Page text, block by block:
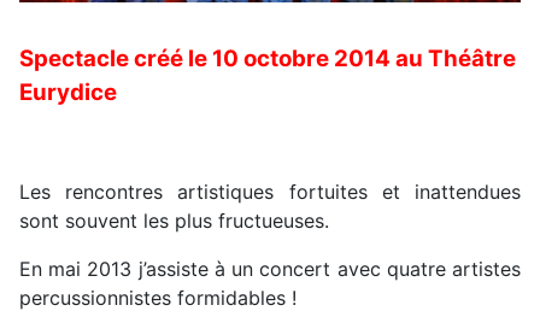
Spectacle créé le 10 octobre 2014 au Théâtre
Eurydice
Les rencontres artistiques fortuites et inattendues
sont souvent les plus fructueuses.
En mai 2013 j’assiste à un concert avec quatre artistes
percussionnistes formidables !